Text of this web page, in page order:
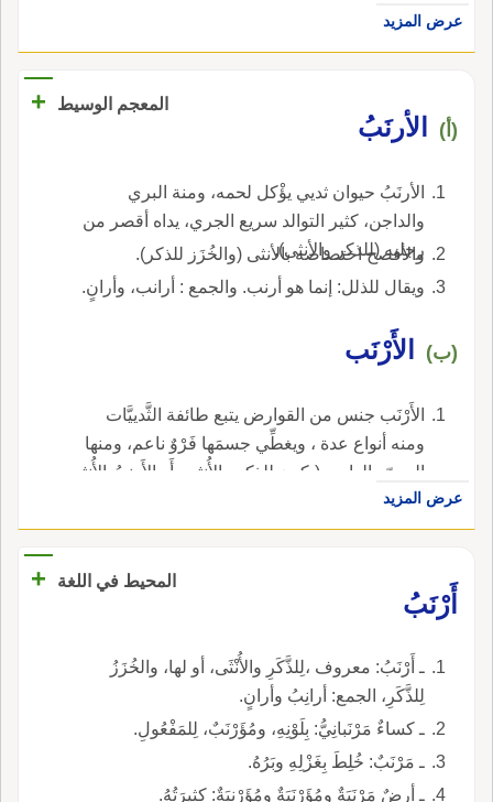
عرض المزيد
المعجم الوسيط +
(أ) الأرنَبُ
الأرنَبُ حيوان ثديي يؤْكل لحمه، ومنة البري
والداجن، كثير التوالد سريع الجري، يداه أقصر من
رجليه (للذكر والأنثى).
والأفصح اختصاصه بالأنثى (والخُزَز للذكر).
ويقال للذلل: إنما هو أرنب. والجمع : أرانب، وأرانٍ.
(ب) الأَرْنَب
الأَرْنَب جنس من القوارض يتبع طائفة الثَّدييَّات
ومنه أنواع عدة ، ويغطِّي جسمَها فَرْوٌ ناعم، ومنها
البريّ والداجن (يكون للذكر والأُنثى، أَو الأَرنبُ الأُنثى
والخُزَزُ الذكر). والجمع : أَرانب، وأَرانٍِ.عرض المزيد
المحيط في اللغة
+
أَرْنَبُ
ـ أَرْنَبُ: معروف ،لِلذَّكَرِ والأُنْثَى، أو لها، والخُزَزُ
لِلذَّكَرِ، الجمع: أرانِبُ وأرانٍ.
ـ كساءٌ مَرْنَبانِيُّ: بِلَوْنِهِ، ومُؤَرْنَبٌ، لِلمَفْعُولِ.
ـ مَرْنَبٌ: خُلِطَ بِغَزْلِهِ وبَرُهُ.
ـ أرضٌ مَرْنَبَةٌ ومُؤَرْنَبَةٌ ومُؤَرْنِبَةٌ: كثيرَتُهُ.